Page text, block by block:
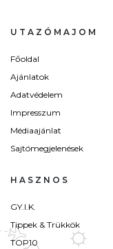
UTAZÓMAJOM
Főoldal
Ajánlatok
Adatvédelem
Impresszum
Médiaajánlat
Sajtómegjelenések
HASZNOS
GY.I.K.
Tippek & Trükkök
TOP10